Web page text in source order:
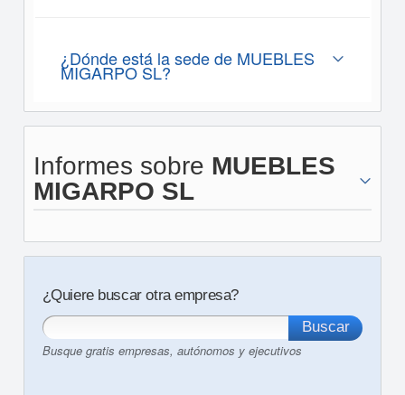
¿Dónde está la sede de MUEBLES
MIGARPO SL?
Informes sobre MUEBLES
MIGARPO SL
¿Quiere buscar otra empresa?
Busque gratis empresas, autónomos y ejecutivos